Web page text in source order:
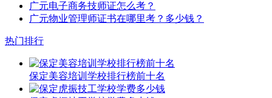
广元电子商务技师证怎么考？
广元物业管理师证书在哪里考？多少钱？
热门排行
保定美容培训学校排行榜前十名